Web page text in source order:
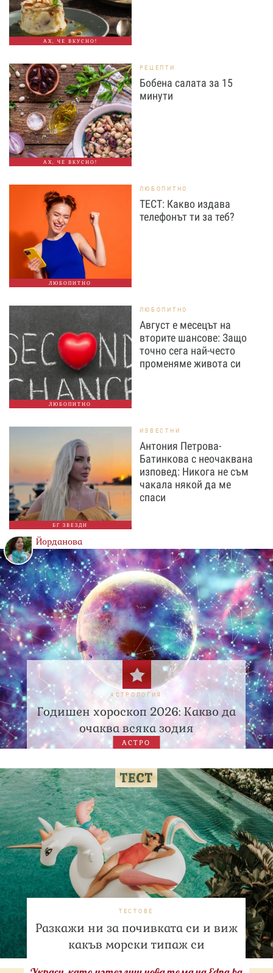
АХ, ЧЕ ВКУСНО!
АХ, ЧЕ ВКУСНО!
РЕЦЕПТИ
Бобена салата за 15
минути
ЛЮБОПИТНО
ЛЮБОПИТНО
ТЕСТ: Какво издава
телефонът ти за теб?
ЛЮБОПИТНО
ЛЮБОПИТНО
Август е месецът на
вторите шансове: Защо
точно сега най-често
променяме живота си
БГ ЗВЕЗДИ
ИЗВЕСТНИ
Антония Петрова-
Батинкова с неочаквана
изповед: Никога не съм
чакала някой да ме
спаси
Йорданова
АСТРОЛОГИЯ
Годишен хороскоп 2026: Какво да
очаква всяка зодия
АСТРО
ТЕСТОВЕ
Разкажи ни за почивката си и виж
какъв морски типаж си